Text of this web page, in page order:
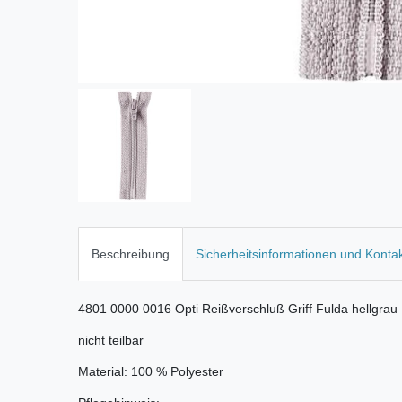
Beschreibung Sicherheitsinformationen und
4801 0000 0016 Opti Reißverschluß Griff Fulda hellgrau
nicht teilbar
Material: 100 % Polyester